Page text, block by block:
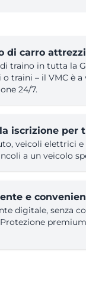
di carro
traino in tutta la
traini – il VMC è a
24/7.
iscrizione per
veicoli elettrici e
a un veicolo
e
digitale, senza